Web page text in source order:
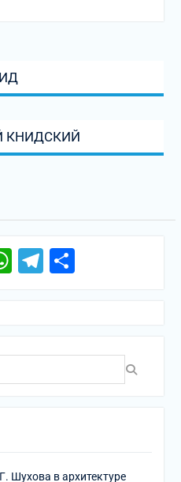
КНИДСКИЙ
WhatsApp
Telegram
Шухова в архитектуре